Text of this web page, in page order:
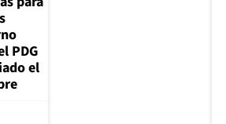
PDG
el